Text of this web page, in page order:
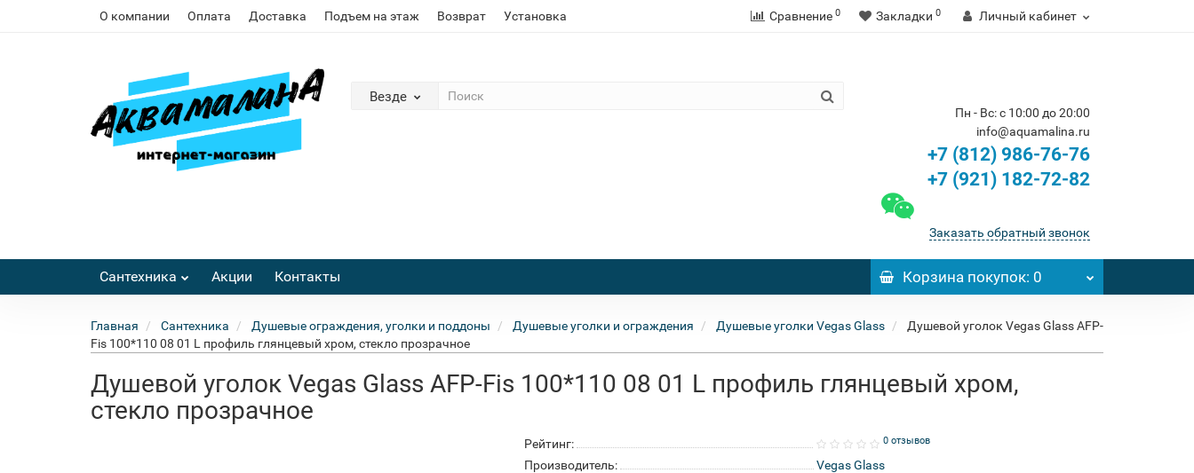
О компании Оплата Доставка Подъем на этаж Возврат Установка Сравнение 0 Закладки 0 Личный кабинет
Везде
Пн - Вс: с 10:00 до 20:00
info@aquamalina.ru
+7 (812) 986-76-76
+7 (921) 182-72-82
Заказать обратный звонок
Сантехника Акции Контакты Корзинапокупок: 0
Главная Сантехника Душевые ограждения, уголки и поддоны Душевые уголки и ограждения Душевые уголки Vegas Glass
Душевой уголок Vegas Glass AFP-
Fis 100*110 08 01 L профиль глянцевый хром, стекло прозрачное
Душевой уголок Vegas Glass AFP-Fis 100*110 08 01 L профиль глянцевый хром,
стекло прозрачное
Рейтинг: 0 отзывов
Производитель:
Vegas Glass